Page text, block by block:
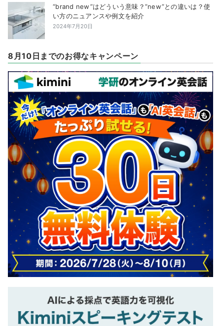
“brand new”はどういう意味？”new”との違いは？使
い方のニュアンスや例文を紹介
2024年7月20日
8月10日までのお得なキャンペーン